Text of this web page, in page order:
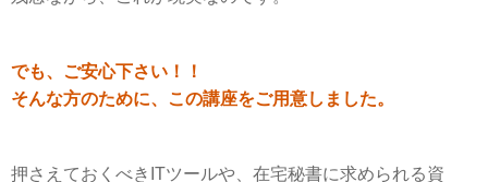
でも、ご安心下さい！！
そんな方のために、この講座をご用意しました。
押さえておくべきITツールや、在宅秘書に求められる資